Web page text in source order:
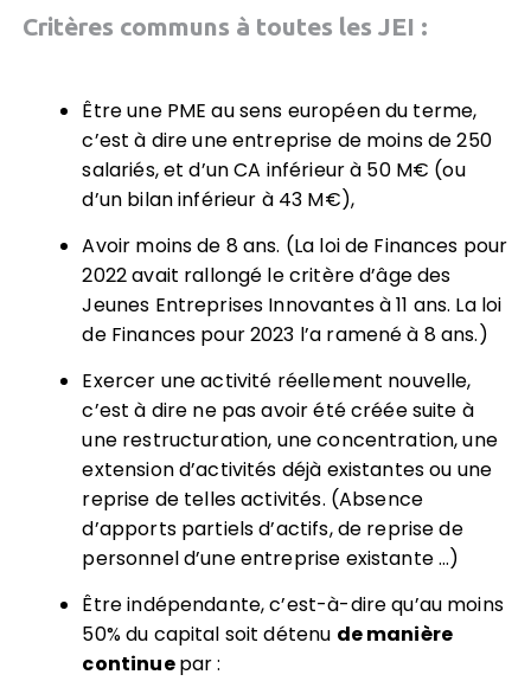
Critères communs à toutes les JEI :
Être une PME au sens européen du terme,
c’est à dire une entreprise de moins de 250
salariés, et d’un CA inférieur à 50 M€ (ou
d’un bilan inférieur à 43 M€),
Avoir moins de 8 ans. (La loi de Finances pour
2022 avait rallongé le critère d’âge des
Jeunes Entreprises Innovantes à 11 ans. La loi
de Finances pour 2023 l’a ramené à 8 ans.)
Exercer une activité réellement nouvelle,
c’est à dire ne pas avoir été créée suite à
une restructuration, une concentration, une
extension d’activités déjà existantes ou une
reprise de telles activités. (Absence
d’apports partiels d’actifs, de reprise de
personnel d’une entreprise existante …)
Être indépendante, c’est-à-dire qu’au moins
50% du capital soit détenu de manière
continuepar :